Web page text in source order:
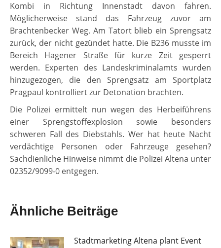
Kombi in Richtung Innenstadt davon fahren.
Möglicherweise stand das Fahrzeug zuvor am
Brachtenbecker Weg. Am Tatort blieb ein Sprengsatz
zurück, der nicht gezündet hatte. Die B236 musste im
Bereich Hagener Straße für kurze Zeit gesperrt
werden. Experten des Landeskriminalamts wurden
hinzugezogen, die den Sprengsatz am Sportplatz
Pragpaul kontrolliert zur Detonation brachten.
Die Polizei ermittelt nun wegen des Herbeiführens
einer Sprengstoffexplosion sowie besonders
schweren Fall des Diebstahls. Wer hat heute Nacht
verdächtige Personen oder Fahrzeuge gesehen?
Sachdienliche Hinweise nimmt die Polizei Altena unter
02352/9099-0 entgegen.
Ähnliche Beiträge
Stadtmarketing Altena plant Event